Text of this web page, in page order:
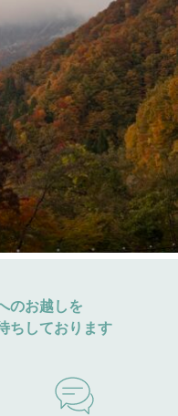
のお越しを
ちしております